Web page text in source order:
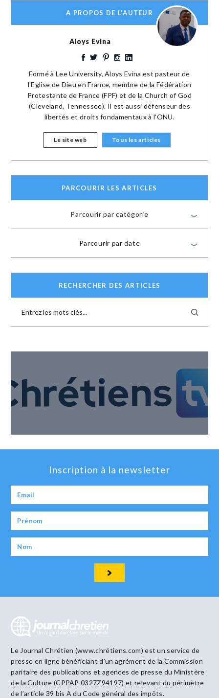
A PROPOS DE L'AUTEUR
Aloys Evina
Formé à Lee University, Aloys Evina est pasteur de
l'Eglise de Dieu en France, membre de la Fédération
Protestante de France (FPF) et de la Church of God
(Cleveland, Tennessee). Il est aussi défenseur des
libertés et droits fondamentaux à l'ONU.
Le site web Tous les articles
PARCOURIR LES ARTICLES
Parcourir par catégorie
Parcourir par date
RECHERCHER DES ARTICLES
Inscription à la newsletter
Le Journal Chrétien (www.chrétiens.com) est un service de
presse en ligne bénéficiant d’un agrément de la Commission
paritaire des publications et agences de presse du Ministère
de la Culture (CPPAP 0327Z94197) et relevant du périmètre
de l’article 39 bis A du Code général des impôts.